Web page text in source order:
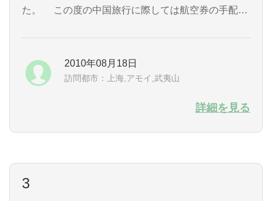
た。 この度の中国旅行に際しては航空券の手配を
家円楼、アモイを楽しく旅をする事が出来ました。
手配していただいた航空券もトラブルなく乗る事が
出来ました。 この時季の中国沿岸部は日本以上に
2010年08月18日
訪問都市：上海,アモイ,武夷山
詳細を見る
3